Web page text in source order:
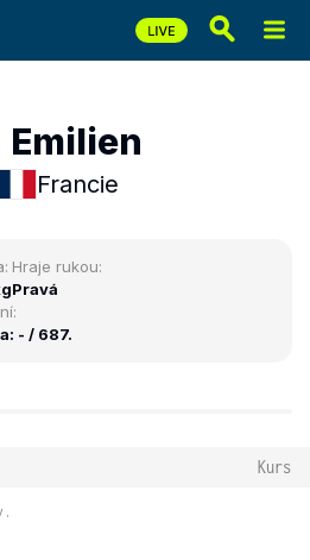
Francie
Hraje rukou:
Pravá
- / 687.
Kurs